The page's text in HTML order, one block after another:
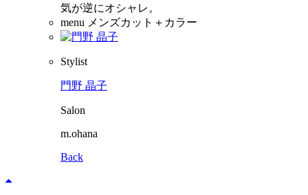
気が逆にオシャレ。
menu メンズカット＋カラー
Stylist
門野 晶子
Salon
m.ohana
Back